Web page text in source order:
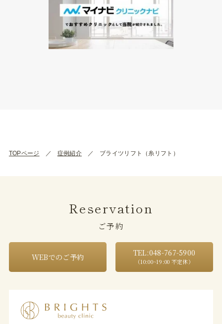
TOPページ 症例紹介 ブライツリフト（糸リフト）
Reservation
ご予約
WEBでのご予約 TEL:048-767-5900
（10:00~19:00 不定休）